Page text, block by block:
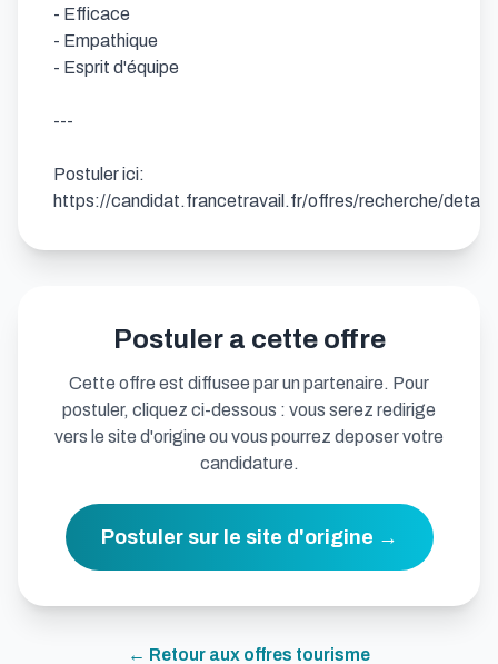
- Efficace
- Empathique
- Esprit d'équipe
---
Postuler ici:
https://candidat.francetravail.fr/offres/recherche/detail/
Postuler a cette offre
Cette offre est diffusee par un partenaire. Pour
postuler, cliquez ci-dessous : vous serez redirige
vers le site d'origine ou vous pourrez deposer votre
candidature.
Postuler sur le site d'origine →
← Retour aux offres tourisme